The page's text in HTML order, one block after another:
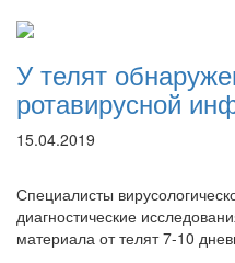
У телят
ротавирусной
15.04.2019
Специалисты
диагностические
материала от телят 7-10